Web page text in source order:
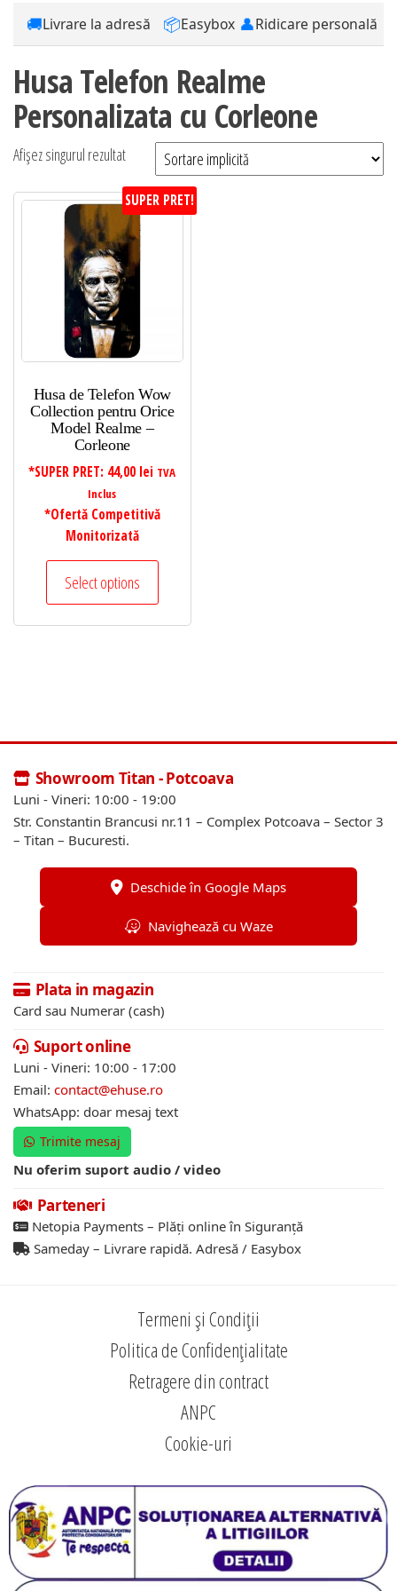
🚚Livrare la adresă 📦Easybox 👤Ridicare personală
Husa Telefon Realme
Personalizata cu Corleone
Afișez singurul rezultat
SUPER PRET!
Husa de Telefon Wow
Collection pentru Orice
Model Realme –
Corleone
*SUPER PRET: 44,00 lei TVA
Inclus
*Ofertă Competitivă
Monitorizată
Select options
Showroom Titan - Potcoava
Luni - Vineri: 10:00 - 19:00
Str. Constantin Brancusi nr.11 – Complex Potcoava – Sector 3
– Titan – Bucuresti.
Deschide în Google Maps
Navighează cu Waze
Plata in magazin
Card sau Numerar (cash)
Suport online
Luni - Vineri: 10:00 - 17:00
Email: contact@ehuse.ro
WhatsApp: doar mesaj text
Trimite mesaj
Nu oferim suport audio / video
Parteneri
Netopia Payments – Plăți online în Siguranță
Sameday – Livrare rapidă. Adresă / Easybox
Termeni și Condiții
Politica de Confidențialitate
Retragere din contract
ANPC
Cookie-uri